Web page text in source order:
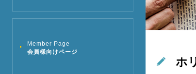
Member Page
会員様向けページ
ホ